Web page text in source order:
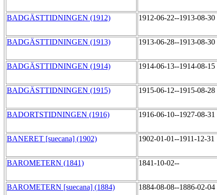
BADGÄSTTIDNINGEN (1912) 1912-06-22--1913-08-30
BADGÄSTTIDNINGEN (1913) 1913-06-28--1913-08-30
BADGÄSTTIDNINGEN (1914) 1914-06-13--1914-08-15
BADGÄSTTIDNINGEN (1915) 1915-06-12--1915-08-28
BADORTSTIDNINGEN (1916) 1916-06-10--1927-08-31
BANERET [suecana] (1902) 1902-01-01--1911-12-31
BAROMETERN (1841) 1841-10-02--
BAROMETERN [suecana] (1884) 1884-08-08--1886-02-04